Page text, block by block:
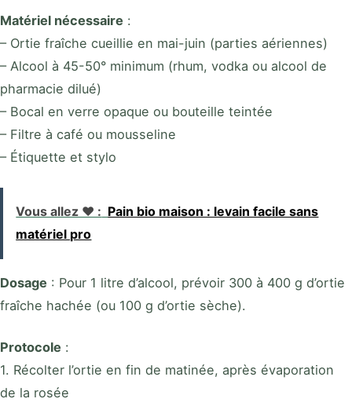
Matériel nécessaire :
– Ortie fraîche cueillie en mai-juin (parties aériennes)
– Alcool à 45-50° minimum (rhum, vodka ou alcool de
pharmacie dilué)
– Bocal en verre opaque ou bouteille teintée
– Filtre à café ou mousseline
– Étiquette et stylo
Vous allez ❤️ : Pain bio maison : levain facile sans
matériel pro
Dosage : Pour 1 litre d’alcool, prévoir 300 à 400 g d’ortie
fraîche hachée (ou 100 g d’ortie sèche).
Protocole :
1. Récolter l’ortie en fin de matinée, après évaporation
de la rosée